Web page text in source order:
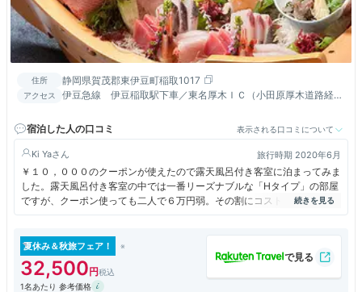
住所 静岡県賀茂郡東伊豆町稲取1017
アクセス
伊豆急線 伊豆稲取駅下車／東名厚木ＩＣ（小田原厚木道路経
宿泊した人の口コミ
表示される口コミについて
Ki Ya 旅行時期 2020年6月
￥１０，０００のクーポンが使えたので露天風呂付き客室に泊まってみま
した。露天風呂付き客室の中では一番リーズナブルな「Hタイプ」の部屋
ですが、クーポン使っても二人で６万円弱。その割にコストパフォーマン
スが悪く感じました。
生臭さが前面に出ていて連れは一口も食べられませんでした。
夕食はボリュームがあったし全体的に美味しかったので残念です。
夏休み＆秋旅フェア！
32,500
1名あたり 参考価格